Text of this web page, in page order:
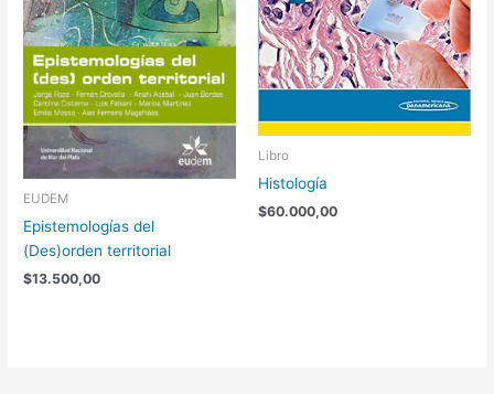
EUDEM
Epistemologías del
(Des)orden territorial
$13.500,00
Libro
Histología
$60.000,00